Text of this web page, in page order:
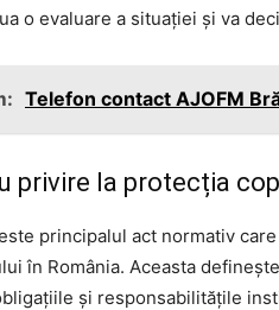
o evaluare a situației și va
Telefon contact AJOFM
privire la protecția
principalul act normativ
în România. Aceasta
și responsabilitățile